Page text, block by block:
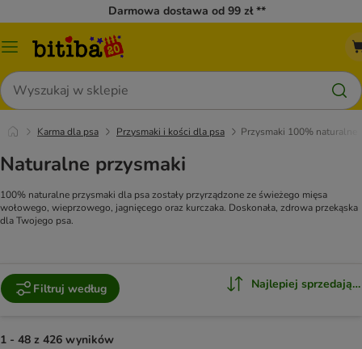
Darmowa dostawa od 99 zł **
Menu
Szukaj
Karma dla psa Przysmaki i kości dla psa Przysmaki 100% naturalne
Naturalne przysmaki
100% naturalne przysmaki dla psa zostały przyrządzone ze świeżego mięsa
wołowego, wieprzowego, jagnięcego oraz kurczaka. Doskonała, zdrowa przekąska
dla Twojego psa.
Filtruj według Najlepiej
1 - 48 z 426 wyników